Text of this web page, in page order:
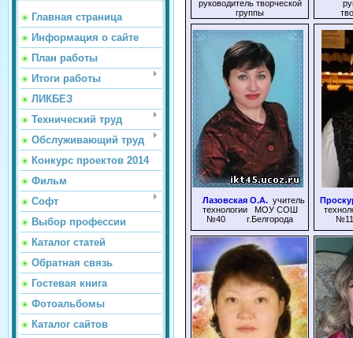
Главная страница
Информация о сайте
План работы
Итоги работы
ЛИКБЕЗ
Технический труд
Обслуживающий труд
Конкурс проектов 2014
Фильм
Софт
Выбор профессии
Каталог статей
Обратная связь
Гостевая книга
Фотоальбомы
Каталог сайтов
руководитель творческой
группы
Лазовская О.А. учитель
технологии МОУ СОШ
№40 г.Белгорода